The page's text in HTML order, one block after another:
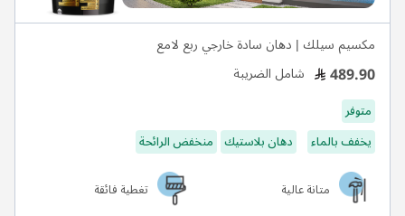
مكسيم سيلك | دهان سادة خارجي ربع لامع
489.90 شامل الضريبة
متوفر
يخفف بالماء
دهان بلاستيك منخفض الرائحة
متانة عالية
تغطية فائقة